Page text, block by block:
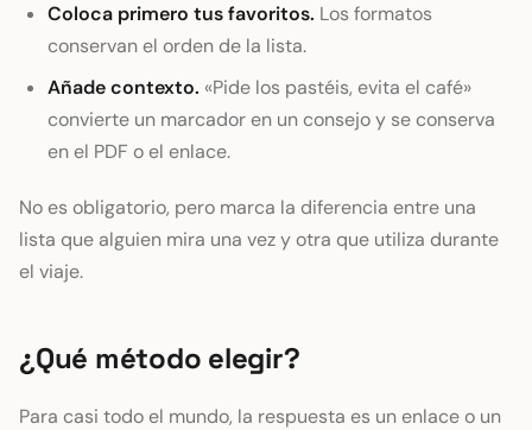
Coloca primero tus favoritos. Los formatos
conservan el orden de la lista.
Añade contexto. «Pide los pastéis, evita el café»
convierte un marcador en un consejo y se conserva
en el PDF o el enlace.
No es obligatorio, pero marca la diferencia entre una
lista que alguien mira una vez y otra que utiliza durante
el viaje.
¿Qué método elegir?
Para casi todo el mundo, la respuesta es un enlace o un